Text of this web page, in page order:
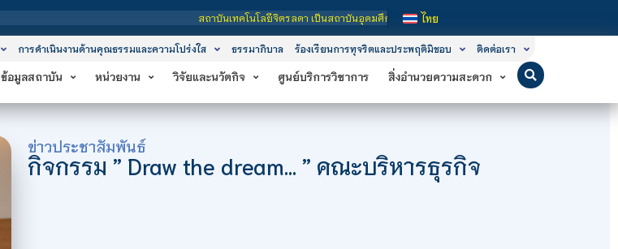
สถาบันเทคโนโลยีจิตรลดา เป็นสถาบันอุดมศึกษาในกำกับของรัฐ เปิดหลักสูตรการเรียนการสอน 3 ระดับ คือ ระดับประกาศนียบัตรวิชาชีพ (ปวช
ไทย
การดำเนินงานด้านคุณธรรมและความโปร่งใส ธรรมาภิบาล ร้องเรียนการทุจริตและประพฤติมิชอบ ติดต่อเรา
ข้อมูลสถาบัน หน่วยงาน วิจัยและนวัตกิจ ศูนย์บริการวิชาการ สิ่งอำนวยความสะดวก
ข่าวประชาสัมพันธ์
กิจกรรม ” Draw the dream… ” คณะบริหารธุรกิจ